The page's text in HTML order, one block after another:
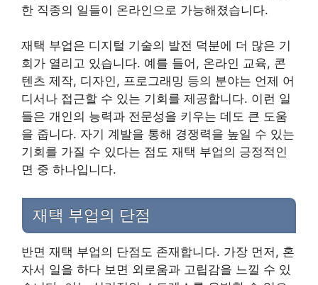
한 직종의 일들이 온라인으로 가능해졌습니다.
재택 부업은 디지털 기술의 발전 덕분에 더 많은 기
회가 열리고 있습니다. 예를 들어, 온라인 교육, 콘
텐츠 제작, 디자인, 프로그래밍 등의 분야는 언제 어
디서나 접근할 수 있는 기회를 제공합니다. 이런 일
들은 개인의 능력과 전문성을 키우는 데도 큰 도움
을 줍니다. 자기 계발을 통해 경쟁력을 높일 수 있는
기회를 가질 수 있다는 점도 재택 부업의 긍정적인
면 중 하나입니다.
재택 부업의 단점
반면 재택 부업의 단점도 존재합니다. 가장 먼저, 혼
자서 일을 하다 보면 외로움과 고립감을 느낄 수 있